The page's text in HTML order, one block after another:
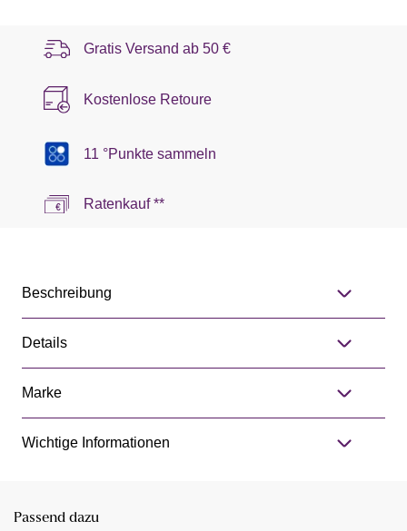
Gratis Versand ab 50 €
Kostenlose Retoure
11 °Punkte sammeln
Ratenkauf **
Beschreibung
Details
Marke
Wichtige Informationen
Passend dazu